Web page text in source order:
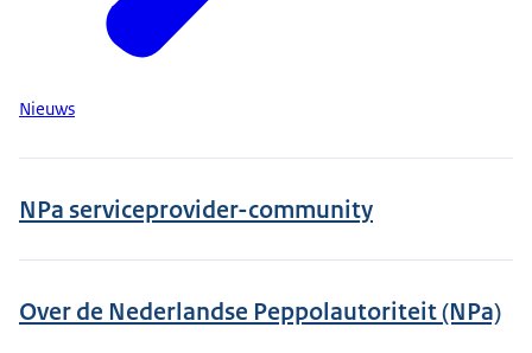
Nieuws
NPa serviceprovider-community
Over de Nederlandse Peppolautoriteit (NPa)